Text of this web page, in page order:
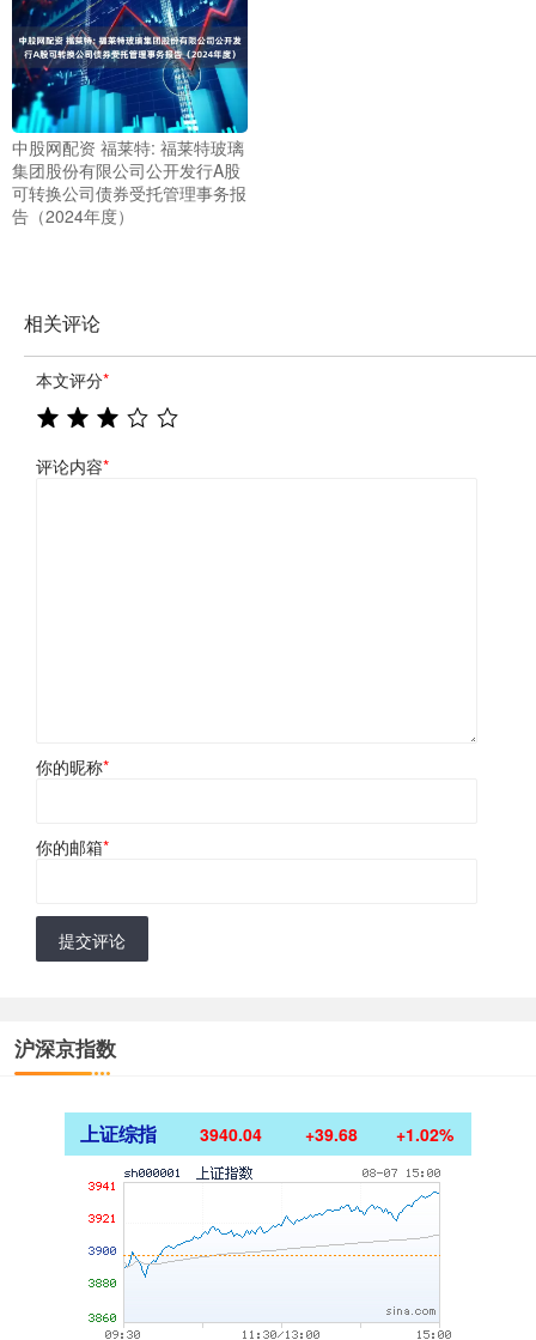
中股网配资 福莱特: 福莱特玻璃
集团股份有限公司公开发行A股
可转换公司债券受托管理事务报
告（2024年度）
相关评论
本文评分*
评论内容*
你的昵称*
你的邮箱*
提交评论
沪深京指数
上证综指 3940.04 +39.68 +1.02%